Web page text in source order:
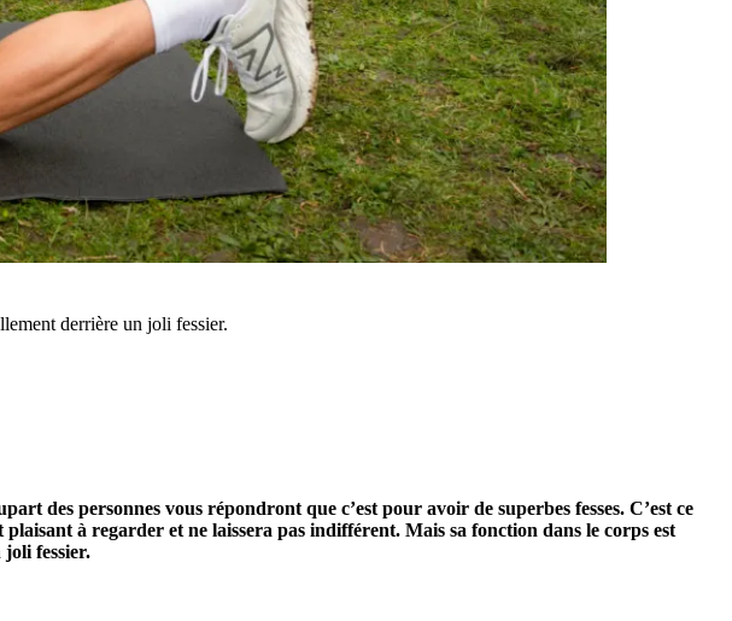
derrière un joli fessier.
des personnes vous répondront que c’est pour avoir de superbes fesses. C’est ce
à regarder et ne laissera pas indifférent. Mais sa fonction dans le corps est
joli fessier.